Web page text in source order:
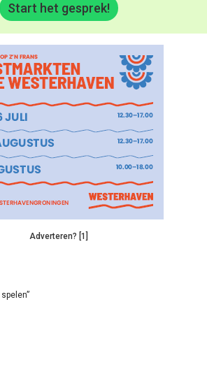
Start het gesprek!
Adverteren? [1]